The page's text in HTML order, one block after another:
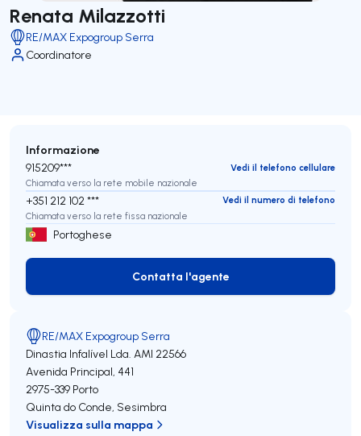
Renata Milazzotti
RE/MAX Expogroup Serra
Coordinatore
Informazione
915209***
Vedi il telefono cellulare
Chiamata verso la rete mobile nazionale
+351 212 102 ***
Vedi il numero di telefono
Chiamata verso la rete fissa nazionale
Portoghese
Contatta l'agente
Contatta l'agente
RE/MAX Expogroup Serra
Dinastia Infalível Lda. AMI 22566
Avenida Principal, 441
2975-339 Porto
Quinta do Conde, Sesimbra
Visualizza sulla mappa